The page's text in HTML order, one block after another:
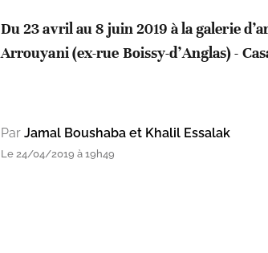
Du 23 avril au 8 juin 2019 à la galerie
Arrouyani (ex-rue Boissy-d’Anglas) -
Par Jamal Boushaba et Khalil Essalak
Le 24/04/2019 à 19h49